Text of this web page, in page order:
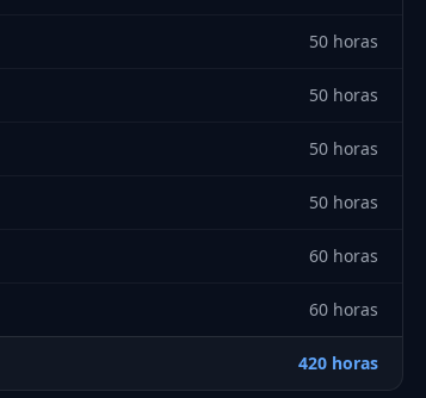
50 horas
50 horas
50 horas
50 horas
60 horas
60 horas
420 horas